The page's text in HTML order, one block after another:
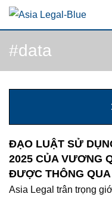
Skip
#data
ĐẠO LUẬT SỬ
2025 CỦA VƯƠNG
ĐƯỢC THÔNG QUA
Asia Legal trân trọng